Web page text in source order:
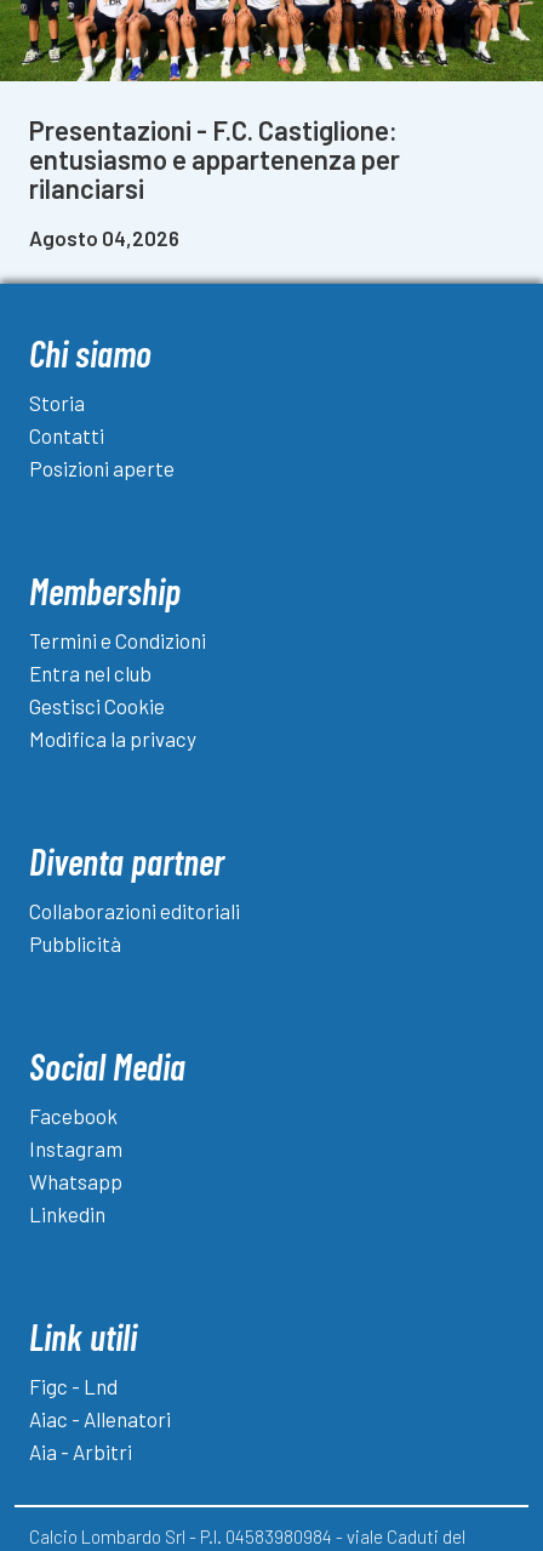
Presentazioni - F.C. Castiglione:
entusiasmo e appartenenza per
rilanciarsi
Agosto 04,2026
Chi siamo
Storia
Contatti
Posizioni aperte
Membership
Termini e Condizioni
Entra nel club
Gestisci Cookie
Modifica la privacy
Diventa partner
Collaborazioni editoriali
Pubblicità
Social Media
Facebook
Instagram
Whatsapp
Linkedin
Link utili
Figc - Lnd
Aiac - Allenatori
Aia - Arbitri
Calcio Lombardo Srl - P.I. 04583980984 - viale Caduti del